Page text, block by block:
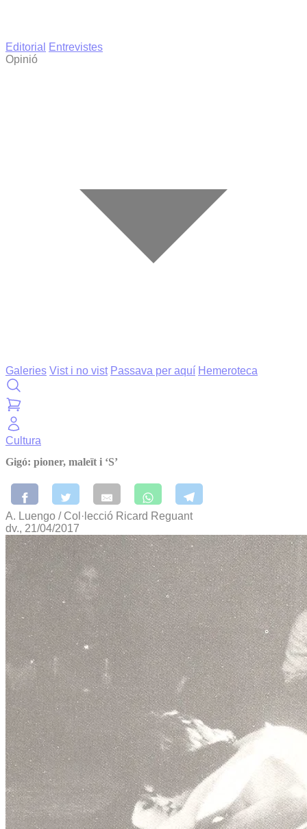
Editorial
Entrevistes
Opinió
Galeries Vist i no vist Passava per aquí Hemeroteca
Cultura
Gigó: pioner, maleït i ‘S’
A. Luengo / Col·lecció Ricard Reguant
dv., 21/04/2017